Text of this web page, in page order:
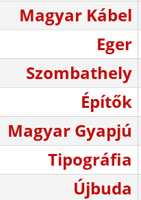
Magyar Kábel
Eger
Szombathely
Építők
Magyar Gyapjú
Tipográfia
Újbuda